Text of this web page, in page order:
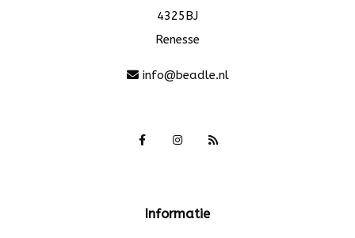
4325BJ
Renesse
info@beadle.nl
Informatie